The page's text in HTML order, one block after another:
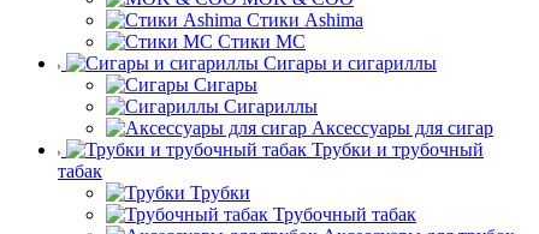
Стики Ashima
Стики MC
Сигары и сигариллы
Сигары
Сигариллы
Аксессуары для сигар
Трубки и трубочный
табак
Трубки
Трубочный табак